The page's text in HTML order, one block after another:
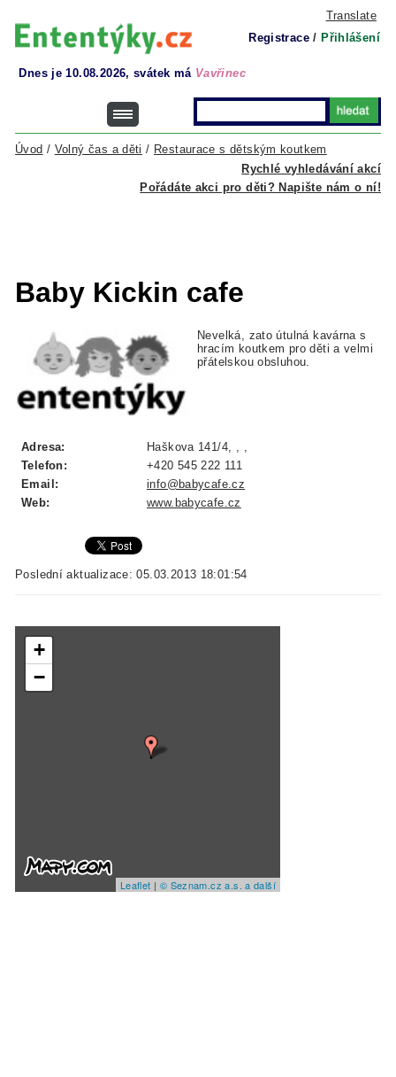
Translate
Registrace / Přihlášení
Dnes je 10.08.2026, svátek má Vavřinec
Rychlé vyhledávání akcí
Úvod / Volný čas a děti / Restaurace s dětským koutkem
Pořádáte akci pro děti? Napište nám o ní!
Baby Kickin cafe
Nevelká, zato útulná kavárna s
hracím koutkem pro děti a velmi
přátelskou obsluhou.
Adresa:
Haškova 141/4, , ,
Telefon:
+420 545 222 111
Email:
info@babycafe.cz
Web:
www.babycafe.cz
Poslední aktualizace: 05.03.2013 18:01:54
+
−
Leaflet | © Seznam.cz a.s. a další